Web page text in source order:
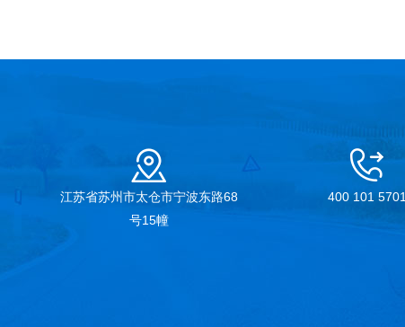
江苏省苏州市太仓市宁波东路68
号15幢
400 101 5701